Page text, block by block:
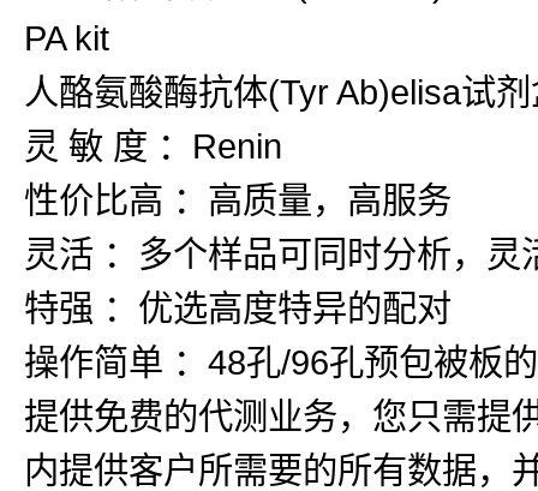
PA kit
人酪氨酸酶抗体(Tyr Ab)elisa试
灵 敏 度 ：Renin
性价比高 ：高质量，高服务
灵活 ：多个样品可同时分析，
特强 ：优选高度特异的配对
操作简单 ：48孔/96孔预包被板
提供免费的代测业务，您只需提
内提供客户所需要的所有数据，